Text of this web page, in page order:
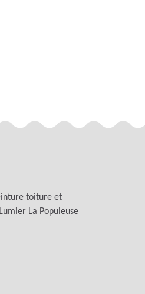
toiture et
La Populeuse